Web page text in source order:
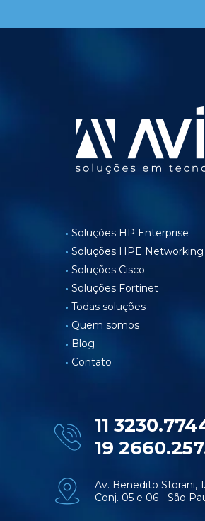
Soluções HP Enterprise
Soluções HPE Networking
Soluções Cisco
Soluções Fortinet
Todas soluções
Quem somos
Blog
Contato
11
19
Av. Benedito Storani,
Conj. 05 e 06 - São